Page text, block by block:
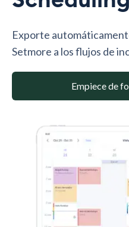
Exporte
Setmore a los flujos de
Empiece de